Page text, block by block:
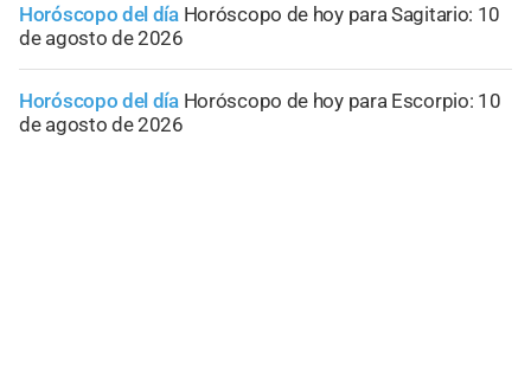
Horóscopo del día Horóscopo de hoy para Sagitario: 10
de agosto de 2026
Horóscopo del día Horóscopo de hoy para Escorpio: 10
de agosto de 2026